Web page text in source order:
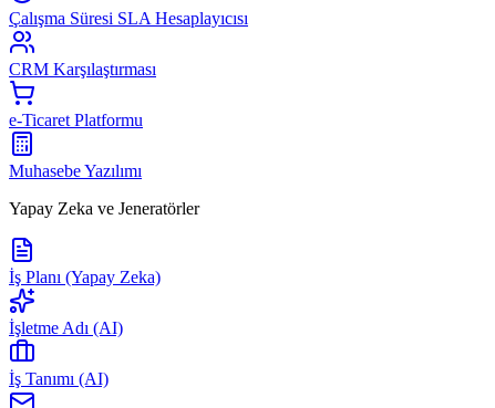
Çalışma Süresi SLA Hesaplayıcısı
CRM Karşılaştırması
e-Ticaret Platformu
Muhasebe Yazılımı
Yapay Zeka ve Jeneratörler
İş Planı (Yapay Zeka)
İşletme Adı (AI)
İş Tanımı (AI)